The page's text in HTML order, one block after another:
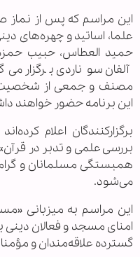
این مراسم که پس از نماز
علما، اساتید و چهره‌های
حمید العطاس، حبیب
آلفان سوناردی برگزار
مصنف و جمعی از
این برنامه حضور خواهند
برگزارکنندگان اعلام
بررسی علمی و تدبر در
همبستگی مسلمانان و
می‌شود.
این مراسم به میزبانی
امنای مسجد و فعالان دینی
گسترده علاقه‌مندان و